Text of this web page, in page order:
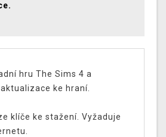
hru The Sims 4 a
ke hraní.
klíče ke stažení. Vyžaduje